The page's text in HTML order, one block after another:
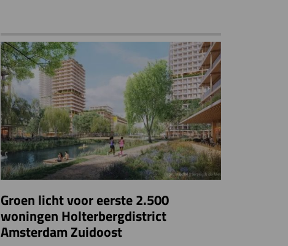
Groen licht voor eerste 2.500
woningen Holterbergdistrict
Amsterdam Zuidoost